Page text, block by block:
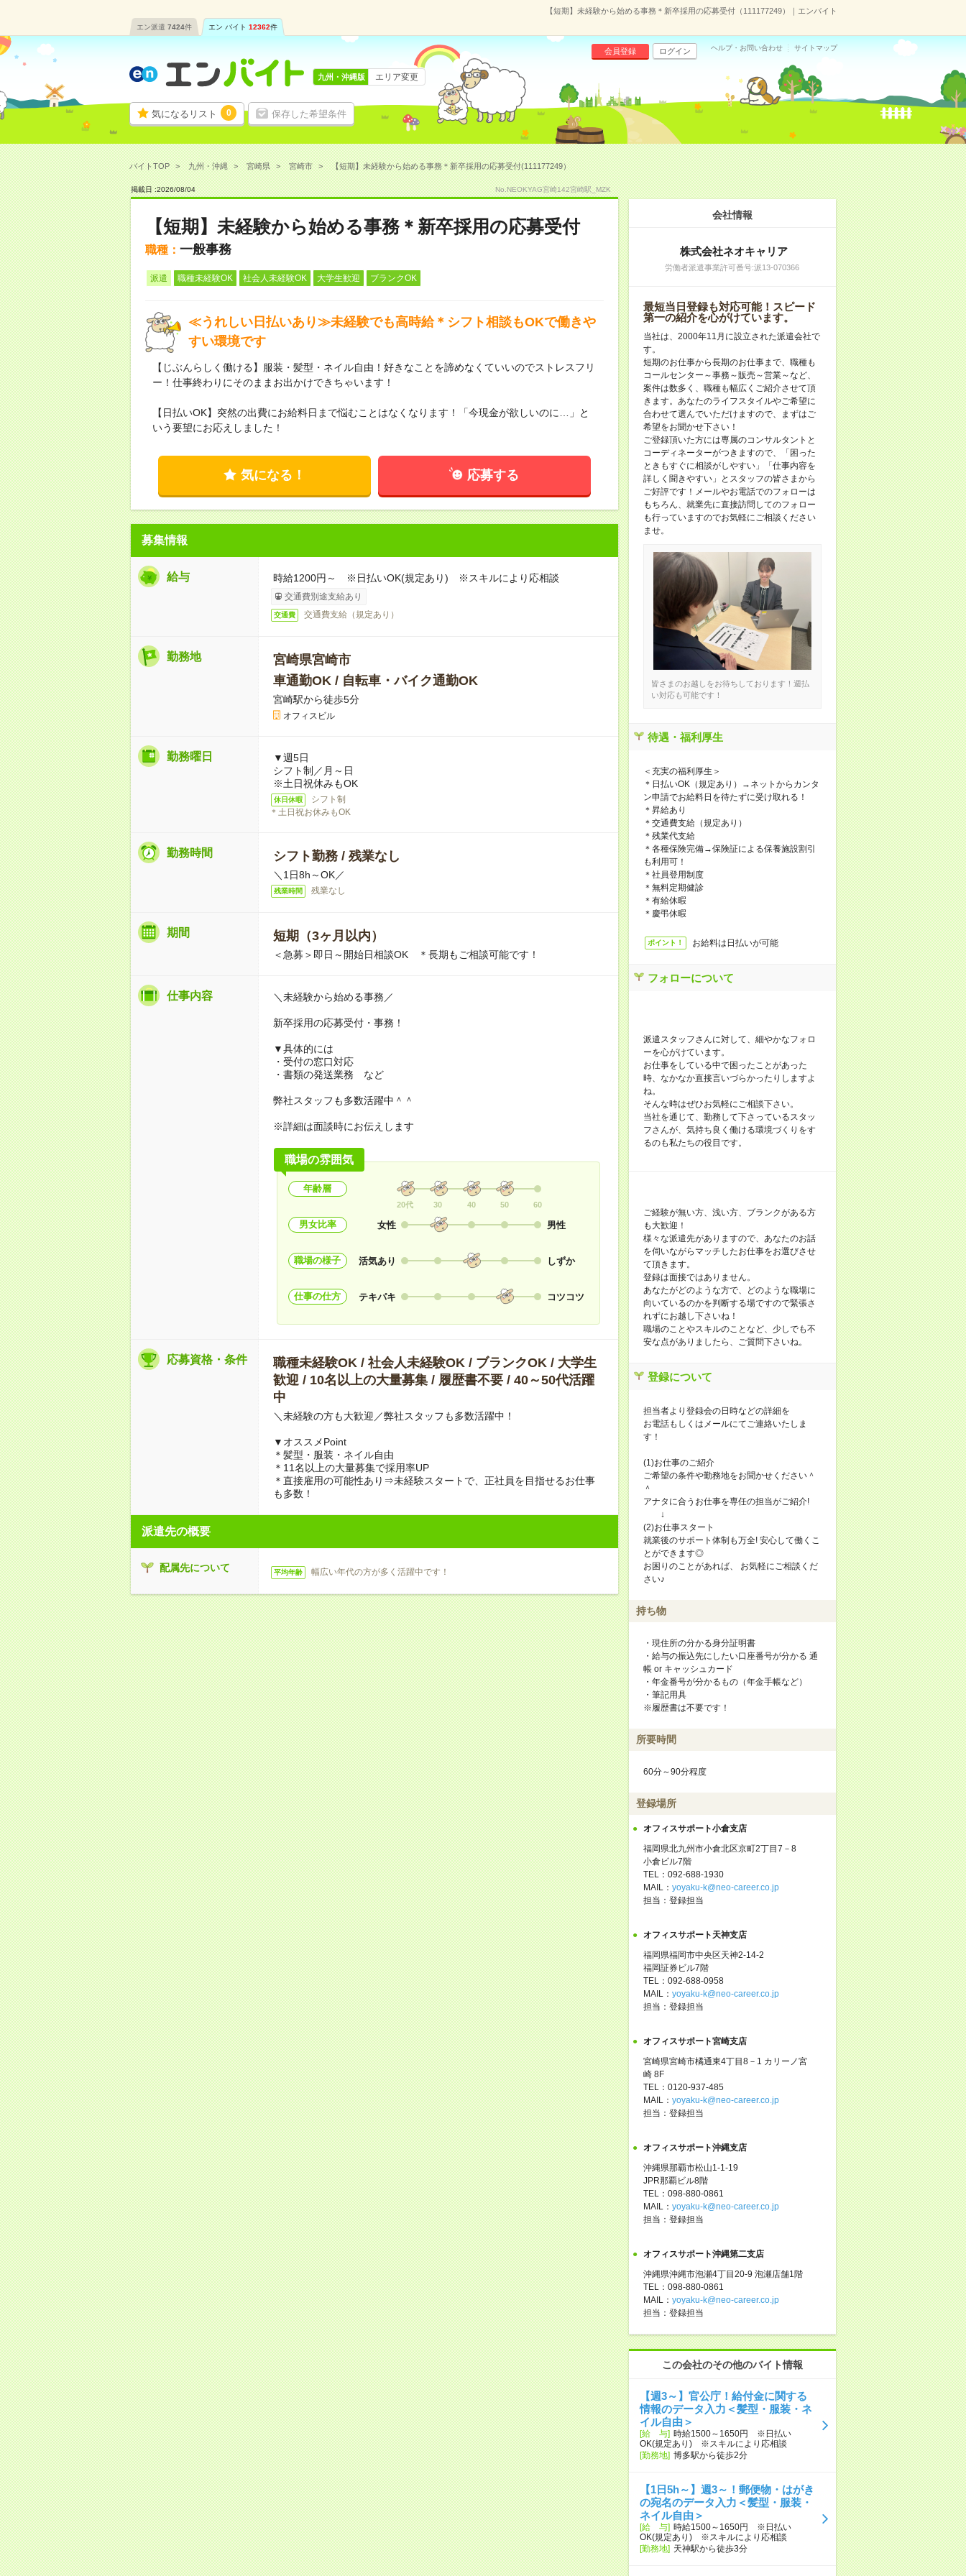
【短期】未経験から始める事務＊新卒採用の応募受付（111177249）｜エンバイト
エン派遣 7424件 エン バイト 12362件
気になるリスト 0 保存した希望条件
会員登録 ログイン ヘルプ・お問い合わせ サイトマップ
九州・沖縄版 エリア変更
バイトTOP 九州・沖縄 宮崎県 宮崎市 【短期】未経験から始める事務＊新卒採用の応募受付(111177249）
掲載日 :2026/08/04 No.NEOKYAG宮崎142宮崎駅_MZK
【短期】未経験から始める事務＊新卒採用の応募受付
職種： 一般事務
派遣 職種未経験OK 社会人未経験OK 大学生歓迎 ブランクOK
≪うれしい日払いあり≫未経験でも高時給＊シフト相談もOKで働きや
すい環境です
【じぶんらしく働ける】服装・髪型・ネイル自由！好きなことを諦めなくていいのでストレスフリ
ー！仕事終わりにそのままお出かけできちゃいます！
【日払いOK】突然の出費にお給料日まで悩むことはなくなります！「今現金が欲しいのに…」と
いう要望にお応えしました！
気になる！ 応募する
募集情報
給与 時給1200円～ ※日払いOK(規定あり) ※スキルにより応相談
交通費別途支給あり
交通費 交通費支給（規定あり）
勤務地
宮崎県宮崎市
車通勤OK / 自転車・バイク通勤OK
宮崎駅から徒歩5分
オフィスビル
勤務曜日
▼週5日
シフト制／月～日
※土日祝休みもOK
休日休暇
シフト制
＊土日祝お休みもOK
勤務時間 シフト勤務 / 残業なし
＼1日8h～OK／
残業時間 残業なし
期間 短期（3ヶ月以内）
＜急募＞即日～開始日相談OK ＊長期もご相談可能です！
仕事内容 ＼未経験から始める事務／
新卒採用の応募受付・事務！
▼具体的には
・受付の窓口対応
・書類の発送業務 など
弊社スタッフも多数活躍中＾＾
※詳細は面談時にお伝えします
職場の雰囲気
年齢層
20代 30 40 50 60
男女比率 女性 男性
職場の様子 活気あり しずか
仕事の仕方 テキパキ コツコツ
応募資格・条件
職種未経験OK / 社会人未経験OK / ブランクOK / 大学生
歓迎 / 10名以上の大量募集 / 履歴書不要 / 40～50代活躍
中
＼未経験の方も大歓迎／弊社スタッフも多数活躍中！
▼オススメPoint
＊髪型・服装・ネイル自由
＊11名以上の大量募集で採用率UP
＊直接雇用の可能性あり⇒未経験スタートで、正社員を目指せるお仕事
も多数！
派遣先の概要
配属先について 平均年齢 幅広い年代の方が多く活躍中です！
会社情報
株式会社ネオキャリア
労働者派遣事業許可番号:派13-070366
最短当日登録も対応可能！スピード
第一の紹介を心がけています。
当社は、2000年11月に設立された派遣会社で
す。
短期のお仕事から長期のお仕事まで、職種も
コールセンター～事務～販売～営業～など、
案件は数多く、職種も幅広くご紹介させて頂
きます。あなたのライフスタイルやご希望に
合わせて選んでいただけますので、まずはご
希望をお聞かせ下さい！
ご登録頂いた方には専属のコンサルタントと
コーディネーターがつきますので、「困った
ときもすぐに相談がしやすい」「仕事内容を
詳しく聞きやすい」とスタッフの皆さまから
ご好評です！メールやお電話でのフォローは
もちろん、就業先に直接訪問してのフォロー
も行っていますのでお気軽にご相談ください
ませ。
皆さまのお越しをお待ちしております！週払
い対応も可能です！
待遇・福利厚生
＜充実の福利厚生＞
＊日払いOK（規定あり）→ネットからカンタ
ン申請でお給料日を待たずに受け取れる！
＊昇給あり
＊交通費支給（規定あり）
＊残業代支給
＊各種保険完備→保険証による保養施設割引
も利用可！
＊社員登用制度
＊無料定期健診
＊有給休暇
＊慶弔休暇
ポイント！ お給料は日払いが可能
フォローについて
派遣スタッフさんに対して、細やかなフォロ
ーを心がけています。
お仕事をしている中で困ったことがあった
時、なかなか直接言いづらかったりしますよ
ね。
そんな時はぜひお気軽にご相談下さい。
当社を通じて、勤務して下さっているスタッ
フさんが、気持ち良く働ける環境づくりをす
るのも私たちの役目です。
ご経験が無い方、浅い方、ブランクがある方
も大歓迎！
様々な派遣先がありますので、あなたのお話
を伺いながらマッチしたお仕事をお選びさせ
て頂きます。
登録は面接ではありません。
あなたがどのような方で、どのような職場に
向いているのかを判断する場ですので緊張さ
れずにお越し下さいね！
職場のことやスキルのことなど、少しでも不
安な点がありましたら、ご質問下さいね。
登録について
担当者より登録会の日時などの詳細を
お電話もしくはメールにてご連絡いたしま
す！
(1)お仕事のご紹介
ご希望の条件や勤務地をお聞かせください＾
＾
アナタに合うお仕事を専任の担当がご紹介!
↓
(2)お仕事スタート
就業後のサポート体制も万全! 安心して働くこ
とができます◎
お困りのことがあれば、 お気軽にご相談くだ
さい♪
持ち物
・現住所の分かる身分証明書
・給与の振込先にしたい口座番号が分かる 通
帳 or キャッシュカード
・年金番号が分かるもの（年金手帳など）
・筆記用具
※履歴書は不要です！
所要時間
60分～90分程度
登録場所
オフィスサポート小倉支店
福岡県北九州市小倉北区京町2丁目7－8
小倉ビル7階
TEL：092-688-1930
MAIL： yoyaku-k@neo-career.co.jp
担当：登録担当
オフィスサポート天神支店
福岡県福岡市中央区天神2-14-2
福岡証券ビル7階
TEL：092-688-0958
MAIL： yoyaku-k@neo-career.co.jp
担当：登録担当
オフィスサポート宮崎支店
宮崎県宮崎市橘通東4丁目8－1 カリーノ宮
崎 8F
TEL：0120-937-485
MAIL： yoyaku-k@neo-career.co.jp
担当：登録担当
オフィスサポート沖縄支店
沖縄県那覇市松山1-1-19
JPR那覇ビル8階
TEL：098-880-0861
MAIL： yoyaku-k@neo-career.co.jp
担当：登録担当
オフィスサポート沖縄第二支店
沖縄県沖縄市泡瀬4丁目20-9 泡瀬店舗1階
TEL：098-880-0861
MAIL： yoyaku-k@neo-career.co.jp
担当：登録担当
この会社のその他のバイト情報
【週3～】官公庁！給付金に関する
情報のデータ入力＜髪型・服装・ネ
イル自由＞
[給 与] 時給1500～1650円 ※日払い
OK(規定あり) ※スキルにより応相談
[勤務地] 博多駅から徒歩2分
【1日5h～】週3～！郵便物・はがき
の宛名のデータ入力＜髪型・服装・
ネイル自由＞
[給 与] 時給1500～1650円 ※日払い
OK(規定あり) ※スキルにより応相談
[勤務地] 天神駅から徒歩3分